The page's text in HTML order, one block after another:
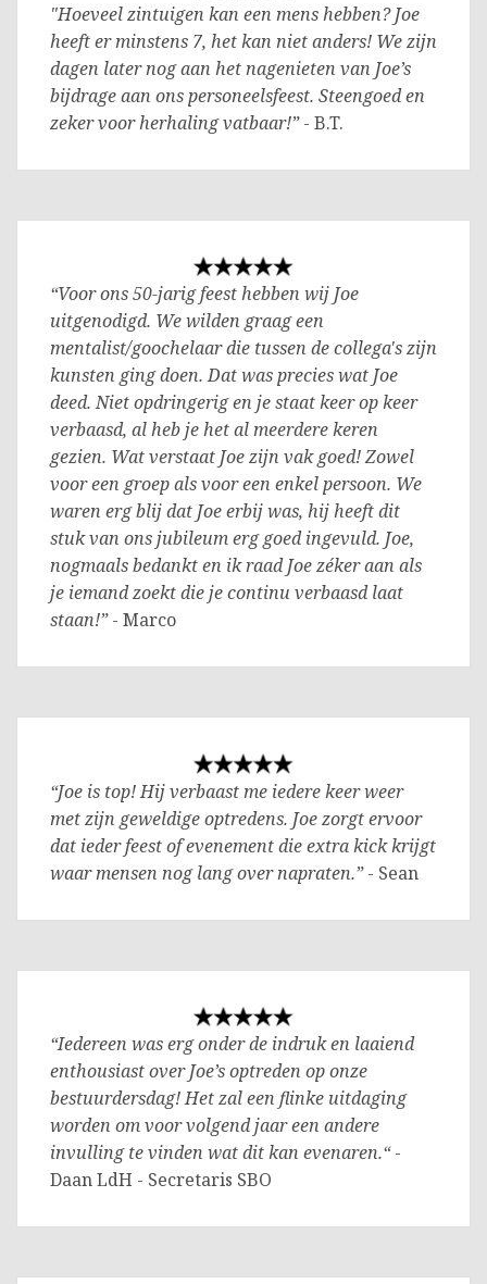
"Hoeveel zintuigen kan een mens hebben? Joe
heeft er minstens 7, het kan niet anders! We zijn
dagen later nog aan het nagenieten van Joe’s
bijdrage aan ons personeelsfeest. Steengoed en
zeker voor herhaling vatbaar!”- B.T.
“Voor ons 50-jarig feest hebben wij Joe
uitgenodigd. We wilden graag een
mentalist/goochelaar die tussen de collega's zijn
kunsten ging doen. Dat was precies wat Joe
deed. Niet opdringerig en je staat keer op keer
verbaasd, al heb je het al meerdere keren
gezien. Wat verstaat Joe zijn vak goed! Zowel
voor een groep als voor een enkel persoon. We
waren erg blij dat Joe erbij was, hij heeft dit
stuk van ons jubileum erg goed ingevuld. Joe,
nogmaals bedankt en ik raad Joe zéker aan als
je iemand zoekt die je continu verbaasd laat
staan!”- Marco
“Joe is top! Hij verbaast me iedere keer weer
met zijn geweldige optredens. Joe zorgt ervoor
dat ieder feest of evenement die extra kick krijgt
waar mensen nog lang over napraten.”- Sean
“Iedereen was erg onder de indruk en laaiend
enthousiast over Joe’s optreden op onze
bestuurdersdag! Het zal een flinke uitdaging
worden om voor volgend jaar een andere
invulling te vinden wat dit kan evenaren.“-
Daan LdH - Secretaris SBO